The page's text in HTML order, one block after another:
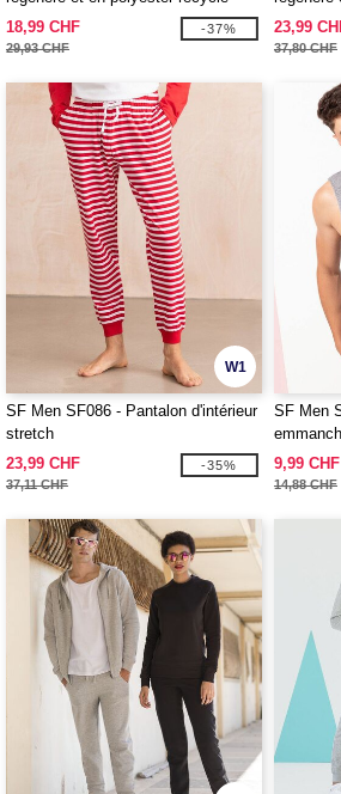
18,99 CHF
29,93 CHF
-37%
23,99
37,80 CHF
W1
SF Men SF086 - Pantalon d'intérieur
stretch
23,99 CHF
37,11 CHF
-35%
SF Men
9,99 CHF
14,88 CHF